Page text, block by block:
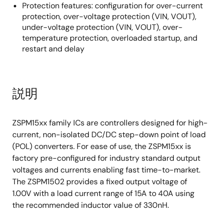
Protection features: configuration for over-current
protection, over-voltage protection (VIN, VOUT),
under-voltage protection (VIN, VOUT), over-
temperature protection, overloaded startup, and
restart and delay
説明
ZSPM15xx family ICs are controllers designed for high-
current, non-isolated DC/DC step-down point of load
(POL) converters. For ease of use, the ZSPM15xx is
factory pre-configured for industry standard output
voltages and currents enabling fast time-to-market.
The ZSPM1502 provides a fixed output voltage of
1.00V with a load current range of 15A to 40A using
the recommended inductor value of 330nH.